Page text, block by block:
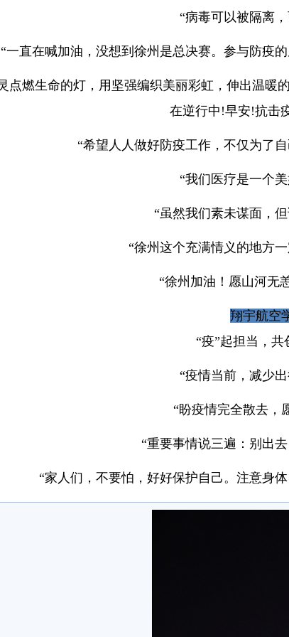
“病毒可以被隔离
“一直在喊加油，没想到徐州是总决赛。参与防疫
点燃生命的灯，用坚强编织美丽彩虹，伸出温暖
在逆行中!早安!抗击
“希望人人做好防疫工作，不仅为了
“我们医疗是一个
“虽然我们素未谋面，
“徐州这个充满情义的地方
“徐州加油！愿山河无
翔宇航空
“疫”起担当，共
“疫情当前，减少
“盼疫情完全散去，
“重要事情说三遍：别出
“家人们，不要怕，好好保护自己。注意身